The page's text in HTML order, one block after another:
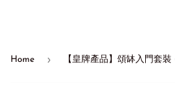
Home › 【皇牌產品】頌缽入門套